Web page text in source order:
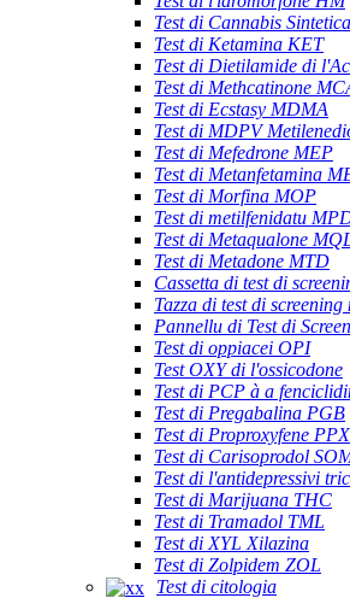
Test di Cannabis
Test di Ketamina KET
Test di Dietilamide di
Test di Methcatinone
Test di Ecstasy MDMA
Test di MDPV
Test di Mefedrone MEP
Test di Metanfetamina
Test di Morfina MOP
Test di metilfenidatu
Test di Metaqualone
Test di Metadone MTD
Cassetta di test di
Tazza di test di
Pannellu di Test di
Test di oppiacei OPI
Test OXY di l'ossicodone
Test di PCP à a
Test di Pregabalina PGB
Test di Proproxyfene PPX
Test di Carisoprodol
Test di l'antidepressivi
Test di Marijuana THC
Test di Tramadol TML
Test di XYL Xilazina
Test di Zolpidem ZOL
Test di citologia